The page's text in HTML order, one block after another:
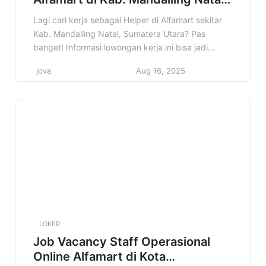
Sumatera Utara Terbaru Tahun
2025
Lagi cari kerja sebagai Helper di Alfamart sekitar
Kab. Mandailing Natal, Sumatera Utara? Pas
banget! Informasi lowongan kerja ini bisa jadi
nafkah. Siapa tahu, ini adalah kesempatan emas
jova Aug 16, 2025
LOKER
Job Vacancy Staff Operasional
Online Alfamart di Kota